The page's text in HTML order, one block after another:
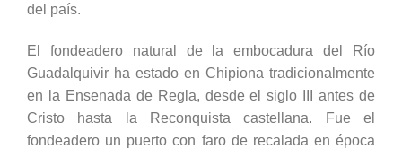
del país.
El fondeadero natural de la embocadura del Río
Guadalquivir ha estado en Chipiona tradicionalmente
en la Ensenada de Regla, desde el siglo III antes de
Cristo hasta la Reconquista castellana. Fue el
fondeadero un puerto con faro de recalada en época